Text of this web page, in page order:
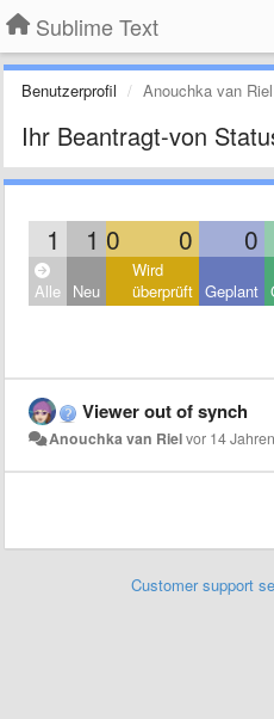
Sublime Text
Benutzerprofil Anouchka van Riel
Ihr Beantragt-von
1 1 0 0 0
Alle Neu
Wird
überprüft Geplant
Viewer out of synch
Anouchka van Rielvor 14 Jahren
Customer support